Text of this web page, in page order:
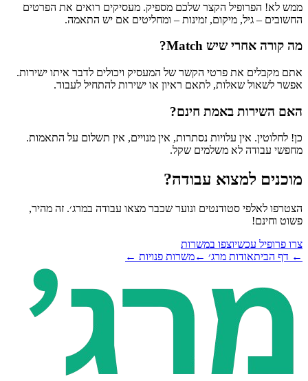
ממש לא! הפרופיל הקצר שלכם מספיק. מעסיקים רואים את הפרטים
החשובים – גיל, מיקום, זמינות – ומחליטים אם יש התאמה.
מה קורה אחרי שיש Match?
אתם מקבלים את פרטי הקשר של המעסיק ויכולים לדבר איתו ישירות.
אפשר לשאול שאלות, לתאם ראיון או ישירות להתחיל לעבוד.
האם השירות באמת חינם?
כן! לחלוטין. אין עלויות נסתרות, אין מנויים, אין תשלום על התאמות.
מחפשי עבודה לא משלמים שקל.
מוכנים למצוא עבודה?
הצטרפו לאלפי סטודנטים ונוער שכבר מצאו עבודה במרג׳. זה מהיר,
פשוט וחינם!
צרו פרופיל עכשיוצפו במשרות
← דף הביתאודות מרג׳ ←משרות פנויות ←